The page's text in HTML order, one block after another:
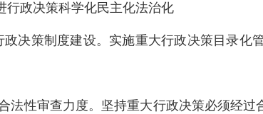
行政决策科学化民主化法治化
决策制度建设。 实施重大行政决策目录化
法性审查力度。 坚持重大行政决策必须经过